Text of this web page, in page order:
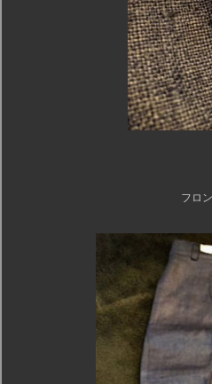
フロントボタンのメタ